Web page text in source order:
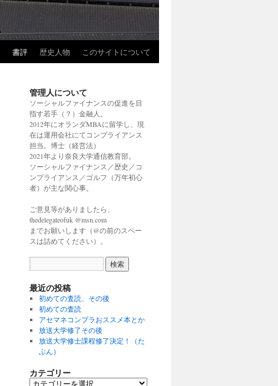
書評 歴史人物 このサイトについて
管理人について
ソーシャルファイナンスの促進を目
指す若手（？）金融人。
2012年にオランダMBAに留学し、現
在は運用会社にてコンプライアンス
担当。博士（経営法）
2021年より奈良大学通信教育部。
ソーシャルファイナンス／歴史／コ
ンプライアンス／ゴルフ（万年初心
者）が主な関心事。
ご意見等がありましたら、
thedelegateofuk @msn.com
までお願いします（@の前のスペー
スは詰めてください）。
最近の投稿
初めての査読、その後
初めての査読
アセマネコンプラおススメ本とか
放送大学修了その後
放送大学修士課程修了決定！（た
ぶん）
カテゴリー
カ